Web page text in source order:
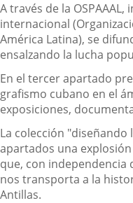
A través de la
internacional
América Latina), se
ensalzando la lucha
En el tercer apartado
grafismo cubano en el
exposiciones,
La colección
apartados una
que, con
nos transporta a la
Antillas.